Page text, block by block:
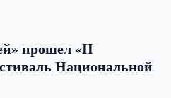
прошел «II
Национальной